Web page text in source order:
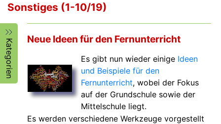
Sonstiges (1-10/19)
Kategorien Neue Ideen für den Fernunterricht
Es gibt nun wieder einige Ideen
und Beispiele für den
Fernunterricht, wobei der Fokus
auf der Grundschule sowie der
Mittelschule liegt.
Es werden verschiedene Werkzeuge vorgestellt